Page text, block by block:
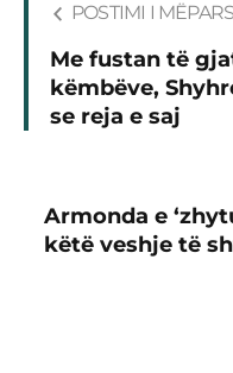
POSTIMI I
Me fustan të
këmbëve,
se reja e saj
Armonda e
këtë veshje të